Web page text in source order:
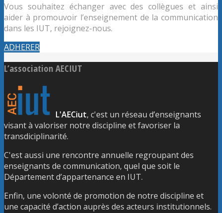
Vous souhaitez échanger avec des collègues et ainsi
aider à promouvoir l’enseignement de la communication
dans les IUT, rejoignez-nous.
ADHERER
L’association AECIUT
L'AECiut, c'est un réseau d’enseignants
visant à valoriser notre discipline et favoriser la
transdiciplinarité.
C'est aussi une rencontre annuelle regroupant des
enseignants de communication, quel que soit le
Département d’appartenance en IUT.
Enfin, une volonté de promotion de notre discipline et
une capacité d’action auprès des acteurs institutionnels.